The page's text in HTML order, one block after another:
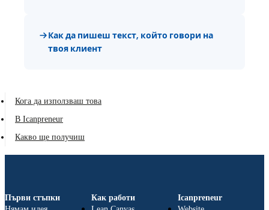
Как да пишеш текст, който говори на
твоя клиент
Кога да използваш това
В Icanpreneur
Какво ще получиш
Първи стъпки
Как работи
Icanpreneur